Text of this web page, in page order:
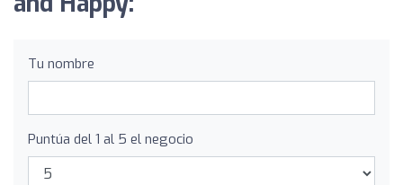
Tu nombre
Puntúa del 1 al 5 el negocio